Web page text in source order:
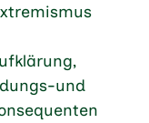
und